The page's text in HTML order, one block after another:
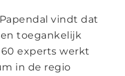
vindt dat
toegankelijk
experts werkt
in de regio